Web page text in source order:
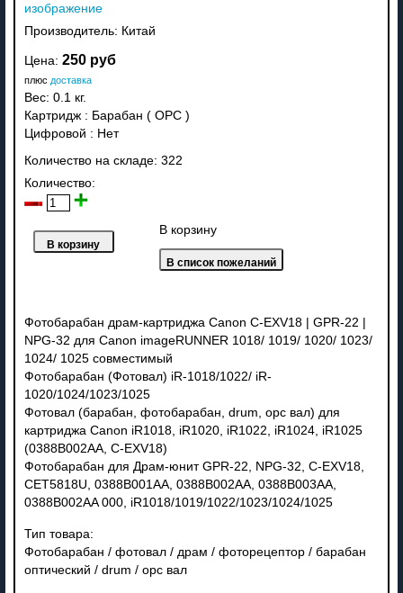
изображение
Производитель: Китай
Цена: 250 руб
плюс доставка
Вес: 0.1 кг.
Картридж: Барабан ( OPC )
Цифровой : Нет
Количество на складе: 322
Количество:
В корзину
Фотобарабан драм-картриджа Canon C-EXV18 | GPR-22 |
NPG-32 для Canon imageRUNNER 1018/ 1019/ 1020/ 1023/
1024/ 1025 совместимый
Фотобарабан (Фотовал) iR-1018/1022/ iR-
1020/1024/1023/1025
Фотовал (барабан, фотобарабан, drum, opc вал) для
картриджа Canon iR1018, iR1020, iR1022, iR1024, iR1025
(0388B002AA, C-EXV18)
Фотобарабан для Драм-юнит GPR-22, NPG-32, C-EXV18,
CET5818U, 0388B001AA, 0388B002AA, 0388B003AA,
0388B002AA 000, iR1018/1019/1022/1023/1024/1025
Тип товара:
Фотобарабан / фотовал / драм / фоторецептор / барабан
оптический / drum / opc вал